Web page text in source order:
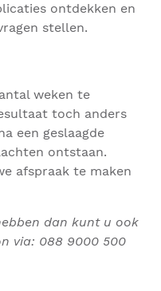
ontdekken en
stellen.
weken te
toch anders
een geslaagde
ontstaan.
afspraak te maken
dan kunt u ook
via: 088 9000 500